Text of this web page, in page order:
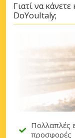
Γιατί να
DoYouItaly;
Πολλαπλές
προσφορές